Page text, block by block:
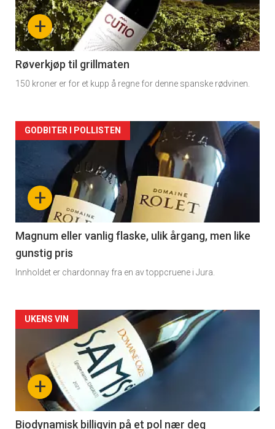
nå
-
2
+
Røverkjøp til grillmaten
150 kroner er for et kupp å regne for denne spanske rødvinen.
Forsiden
akkurat
nå
3
+
GODBITER I POLLISTEN
Magnum eller vanlig flaske, ulik årgang, men like
gunstig pris
Innholdet er chardonnay fra en av toppcruene i Jura.
Forsiden
akkurat
nå+
UKENS VIN
Biodynamisk billigvin på et pol nær deg